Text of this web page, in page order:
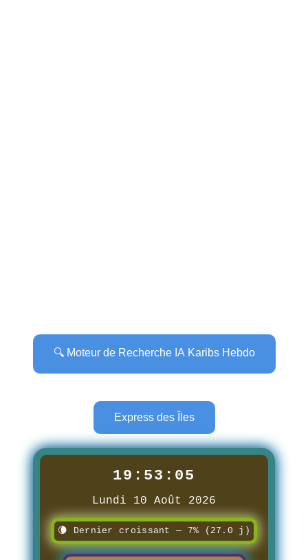
🔍 Moteur de Recherche IA Karibs Hebdo
Express des Îles
19:53:07
Lundi 10 Août 2026
🌘 Dernier croissant — 7% (27.0 j)